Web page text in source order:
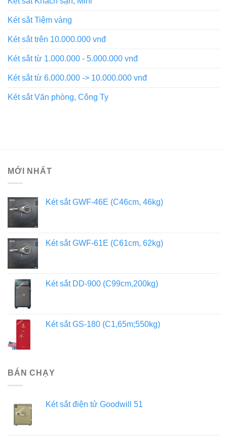
Két sắt Tiệm vàng
Két sắt trên 10.000.000 vnđ
Két sắt từ 1.000.000 - 5.000.000 vnđ
Két sắt từ 6.000.000 -> 10.000.000 vnđ
Két sắt Văn phòng, Công Ty
MỚI NHẤT
Két sắt GWF-46E (C46cm, 46kg)
Két sắt GWF-61E (C61cm, 62kg)
Két sắt DD-900 (C99cm,200kg)
Két sắt GS-180 (C1,65m;550kg)
BÁN CHẠY
Két sắt điện tử Goodwill 51